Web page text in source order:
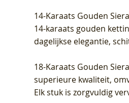
14-Karaats Gouden
14-karaats gouden
dagelijkse elegantie,
18-Karaats Gouden
superieure kwaliteit,
Elk stuk is zorgvuldig